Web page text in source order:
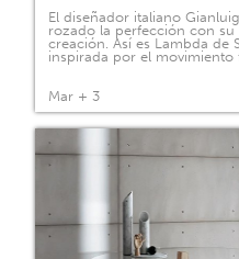
El diseñador italiano
rozado la perfección con su
creación. Así es Lambda de
inspirada por el
Mar + 3